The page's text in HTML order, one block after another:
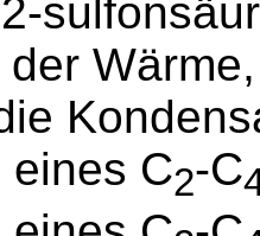
eines C2-C